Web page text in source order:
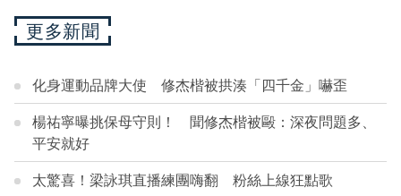
更多新聞
化身運動品牌大使 修杰楷被拱湊「四千金」嚇歪
楊祐寧曝挑保母守則！ 聞修杰楷被毆：深夜問題多、
平安就好
太驚喜！梁詠琪直播練團嗨翻 粉絲上線狂點歌